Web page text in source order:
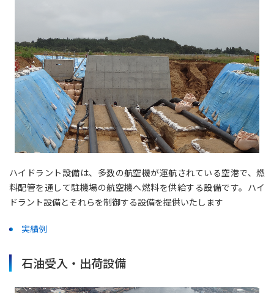
ハイドラント設備は、多数の航空機が運航されている空港で、燃
料配管を通して駐機場の航空機へ燃料を供給する設備です。ハイ
ドラント設備とそれらを制御する設備を提供いたします
実績例
石油受入・出荷設備